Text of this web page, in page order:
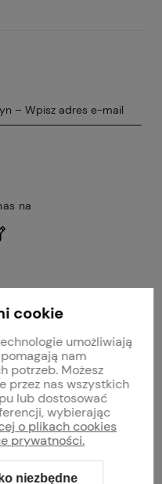
– Wpisz adres e-mail
na
cookie
umożliwiają
nam
potrzeb. Możesz
przez nas wszystkich
lub dostosować
wybierając
o plikach cookies
prywatności.
niezbędne